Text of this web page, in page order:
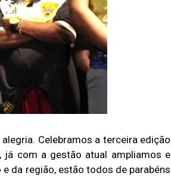
Celebramos a terceira edição
já com a gestão atual ampliamos e
da região, estão todos de parabéns